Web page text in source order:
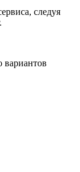
следуя
вариантов